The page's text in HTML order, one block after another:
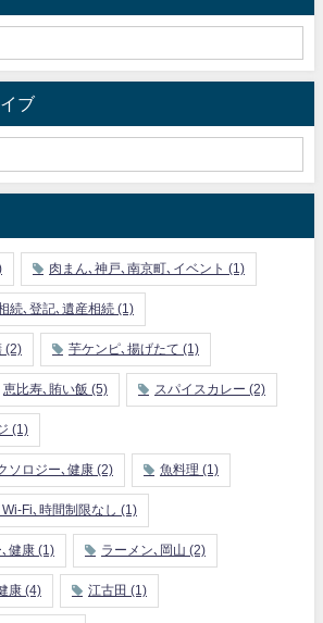
ブ
肉まん､神戸､南京町､イベント (1)
続､登記､遺産相続 (1)
(2) 芋ケンピ､揚げたて (1)
恵比寿､賄い飯 (5) スパイスカレー (2)
(1)
ソロジー､健康 (2) 魚料理 (1)
Fi､時間制限なし (1)
健康 (1) ラーメン､岡山 (2)
康 (4) 江古田 (1)